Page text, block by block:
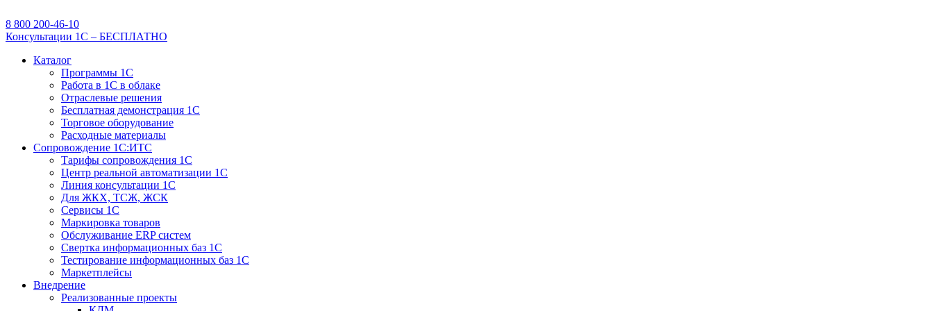
8 800 200-46-10
Консультации 1С – БЕСПЛАТНО
Каталог
Программы 1С
Работа в 1С в облаке
Отраслевые решения
Бесплатная демонстрация 1С
Торговое оборудование
Расходные материалы
Сопровождение 1С:ИТС
Тарифы сопровождения 1С
Центр реальной автоматизации 1С
Линия консультации 1С
Для ЖКХ, ТСЖ, ЖСК
Сервисы 1С
Маркировка товаров
Обслуживание ERP систем
Свертка информационных баз 1С
Тестирование информационных баз 1С
Маркетплейсы
Внедрение
Реализованные проекты